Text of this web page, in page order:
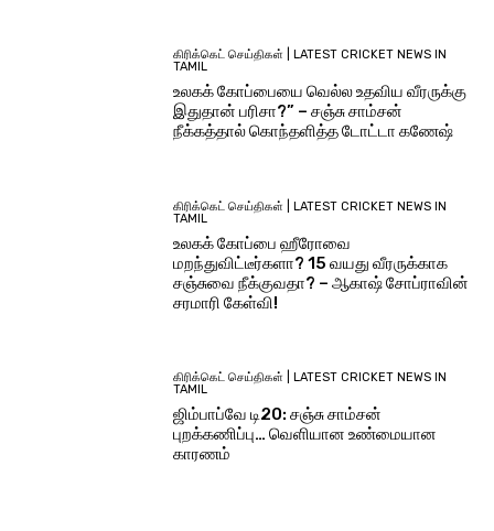
கிரிக்கெட் செய்திகள் | LATEST CRICKET NEWS IN
TAMIL
உலகக் கோப்பையை வெல்ல உதவிய வீரருக்கு
இதுதான் பரிசா?” – சஞ்சு சாம்சன்
நீக்கத்தால் கொந்தளித்த டோட்டா கணேஷ்
கிரிக்கெட் செய்திகள் | LATEST CRICKET NEWS IN
TAMIL
உலகக் கோப்பை ஹீரோவை
மறந்துவிட்டீர்களா? 15 வயது வீரருக்காக
சஞ்சுவை நீக்குவதா? – ஆகாஷ் சோப்ராவின்
சரமாரி கேள்வி!
கிரிக்கெட் செய்திகள் | LATEST CRICKET NEWS IN
TAMIL
ஜிம்பாப்வே டி20: சஞ்சு சாம்சன்
புறக்கணிப்பு… வெளியான உண்மையான
காரணம்